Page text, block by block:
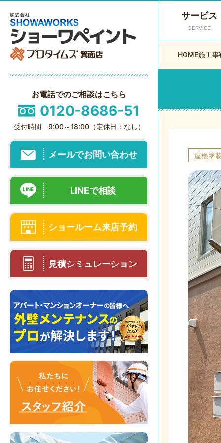
お電話でのご相談はこちら
0120-8686-51
受付時間 9:00～18:00（定休日：なし）
メールでお問い合わせ
LINEで相談
ショールーム来店予約
見積シミュレーション
サービス
SERVICE
HOME施工事
屋根塗